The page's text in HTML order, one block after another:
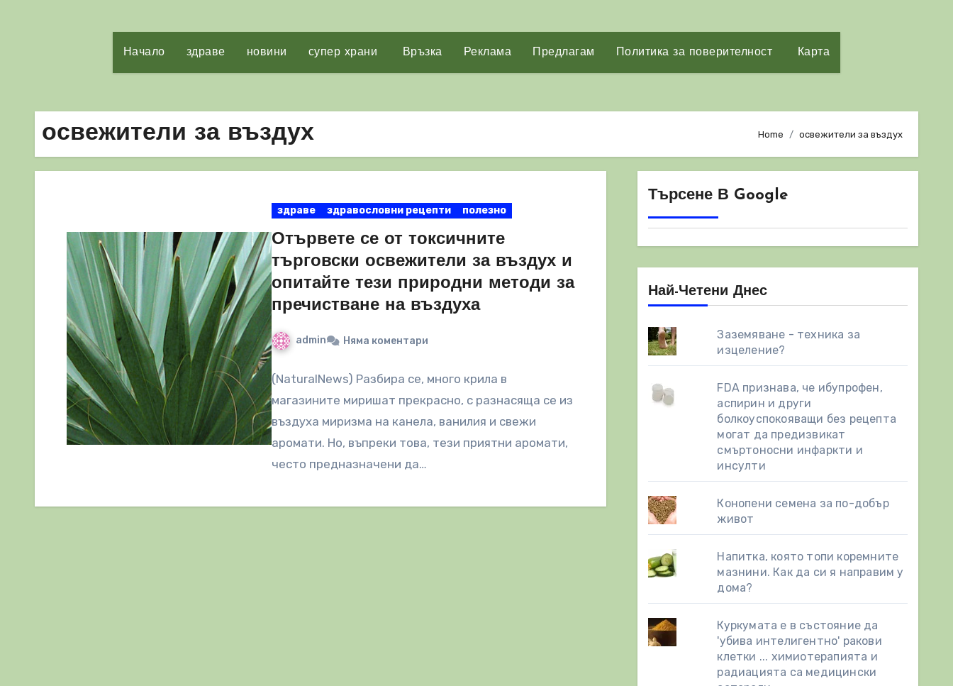
Начало здраве новини супер храни Връзка Реклама Предлагам Политика за поверителност Карта
освежители за въздух Home освежители за въздух
здраве здравословни рецепти полезно
Отървете се от токсичните
търговски освежители за въздух и
опитайте тези природни методи за
пречистване на въздуха
admin Няма коментари
(NaturalNews) Разбира се, много крила в
магазините миришат прекрасно, с разнасяща се из
въздуха миризма на канела, ванилия и свежи
аромати. Но, въпреки това, тези приятни аромати,
често предназначени да…
Търсене В Google
Най-Четени Днес
Заземяване - техника за
изцеление?
FDA признава, че ибупрофен,
аспирин и други
болкоуспокояващи без рецепта
могат да предизвикат
смъртоносни инфаркти и
инсулти
Конопени семена за по-добър
живот
Напитка, която топи коремните
мазнини. Как да си я направим у
дома?
Куркумата е в състояние да
'убива интелигентно' ракови
клетки ... химиотерапията и
радиацията са медицински